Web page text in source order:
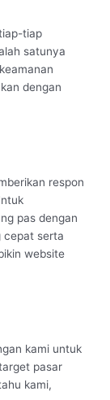
tiap
satunya
dengan
respon
pas dengan
cepat serta
website
kami untuk
pasar
kami,